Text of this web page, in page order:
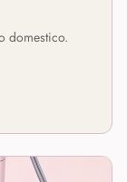
domestico.